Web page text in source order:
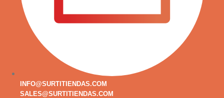
INFO@SURTITIENDAS.COM
SALES@SURTITIENDAS.COM